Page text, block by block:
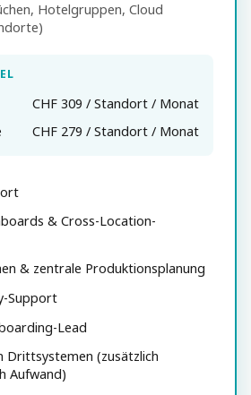
Hotelgruppen, Cloud
CHF 309 / Standort / Monat
CHF 279 / Standort / Monat
& Cross-Location-
& zentrale Produktionsplanung
Support
Lead
Drittsystemen (zusätzlich
Aufwand)